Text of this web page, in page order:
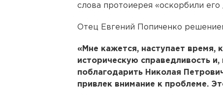
слова протоиерея «оскорбили
Отец Евгений Попиченко
«Мне кажется, наступает время,
историческую справедливость
поблагодарить Николая
привлек внимание к проблеме.